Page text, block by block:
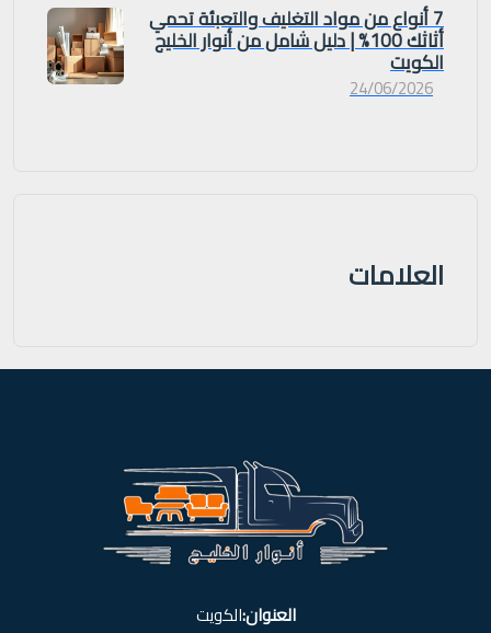
7 أنواع من مواد التغليف والتعبئة تحمي
أثاثك 100% | دليل شامل من أنوار الخليج
الكويت
24/06/2026
العلامات
العنوان:الكويت